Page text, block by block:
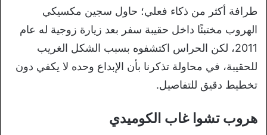
طرافة أكثر من ذكاء فعلي؛ حاول سجين مكسيكي
الهروب مختبئًا داخل حقيبة سفر بعد زيارة زوجية له عام
2011، لكن الحراس اكتشفوه بسبب الشكل الغريب
للحقيبة، في محاولة تذكرنا بأن الإبداع وحده لا يكفي دون
تخطيط دقيق للتفاصيل.
هروب تشوا غاب الكوميدي